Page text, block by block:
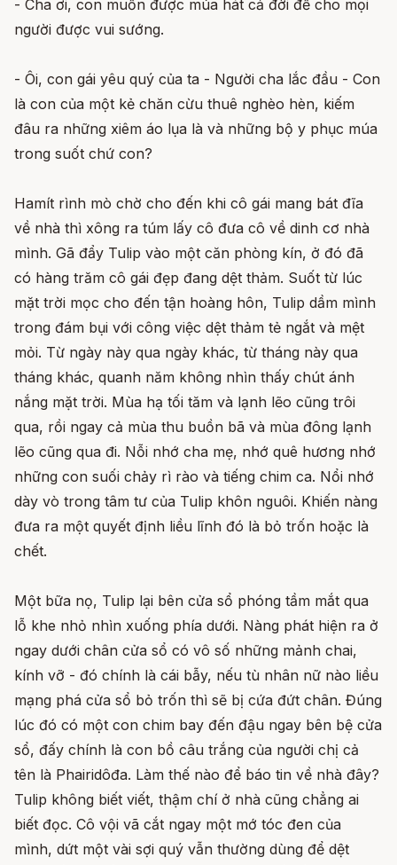
- Cha ơi, con muốn được múa hát cả đời để cho mọi
người được vui sướng.
- Ôi, con gái yêu quý của ta - Người cha lắc đầu - Con
là con của một kẻ chăn cừu thuê nghèo hèn, kiếm
đâu ra những xiêm áo lụa là và những bộ y phục múa
trong suốt chứ con?
Hamít rình mò chờ cho đến khi cô gái mang bát đĩa
về nhà thì xông ra túm lấy cô đưa cô về dinh cơ nhà
mình. Gã đẩy Tulip vào một căn phòng kín, ở đó đã
có hàng trăm cô gái đẹp đang dệt thảm. Suốt từ lúc
mặt trời mọc cho đến tận hoàng hôn, Tulip dầm mình
trong đám bụi với công việc dệt thảm tẻ ngắt và mệt
mỏi. Từ ngày này qua ngày khác, từ tháng này qua
tháng khác, quanh năm không nhìn thấy chút ánh
nắng mặt trời. Mùa hạ tối tăm và lạnh lẽo cũng trôi
qua, rồi ngay cả mùa thu buồn bã và mùa đông lạnh
lẽo cũng qua đi. Nỗi nhớ cha mẹ, nhớ quê hương nhớ
những con suối chảy rì rào và tiếng chim ca. Nổi nhớ
dày vò trong tâm tư của Tulip khôn nguôi. Khiến nàng
đưa ra một quyết định liều lĩnh đó là bỏ trốn hoặc là
chết.
Một bữa nọ, Tulip lại bên cửa sổ phóng tầm mắt qua
lỗ khe nhỏ nhìn xuống phía dưới. Nàng phát hiện ra ở
ngay dưới chân cửa sổ có vô số những mảnh chai,
kính vỡ - đó chính là cái bẫy, nếu tù nhân nữ nào liều
mạng phá cửa sổ bỏ trốn thì sẽ bị cứa đứt chân. Đúng
lúc đó có một con chim bay đến đậu ngay bên bệ cửa
sổ, đấy chính là con bồ câu trắng của người chị cả
tên là Phairidôđa. Làm thế nào để báo tin về nhà đây?
Tulip không biết viết, thậm chí ở nhà cũng chẳng ai
biết đọc. Cô vội vã cắt ngay một mớ tóc đen của
mình, dứt một vài sợi quý vẫn thường dùng để dệt